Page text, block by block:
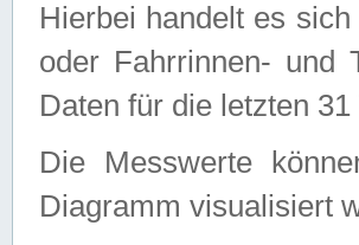
Hierbei handelt es
oder Fahrrinnen- und
Daten für die letzten
Die Messwerte
Diagramm visualisiert